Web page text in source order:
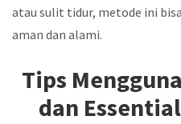
atau sulit tidur, metode ini
aman dan alami.
Tips
dan